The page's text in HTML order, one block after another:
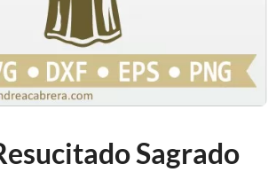
Sagrado